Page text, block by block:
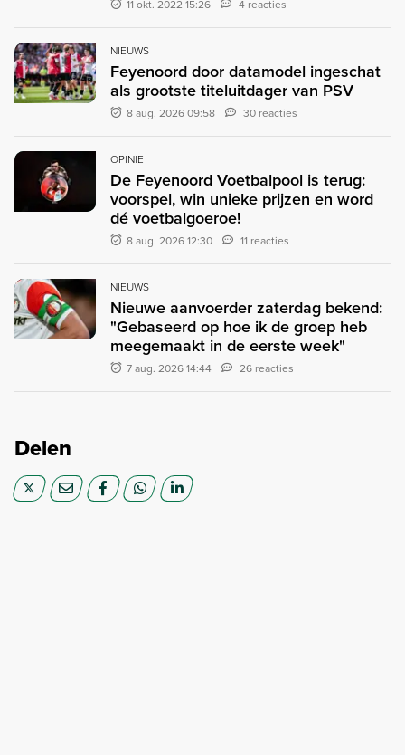
11 okt. 2022 15:26 4 reacties
NIEUWS
Feyenoord door datamodel ingeschat
als grootste titeluitdager van PSV
8 aug. 2026 09:58 30 reacties
OPINIE
De Feyenoord Voetbalpool is terug:
voorspel, win unieke prijzen en word
dé voetbalgoeroe!
8 aug. 2026 12:30 11 reacties
NIEUWS
Nieuwe aanvoerder zaterdag bekend:
"Gebaseerd op hoe ik de groep heb
meegemaakt in de eerste week"
7 aug. 2026 14:44 26 reacties
Delen